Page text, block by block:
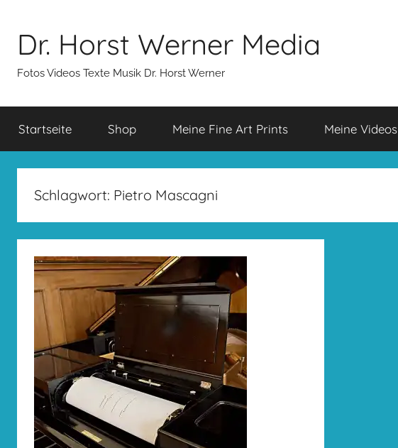
springen
Dr. Horst Werner Media
Fotos Videos Texte Musik Dr. Horst Werner
Startseite Shop Meine Fine Art Prints Meine Videos
Schlagwort: Pietro Mascagni